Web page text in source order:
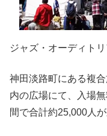
ジャズ・オーディト
神田淡路町にある複
内の広場にて、入場
間で合計約25,000人